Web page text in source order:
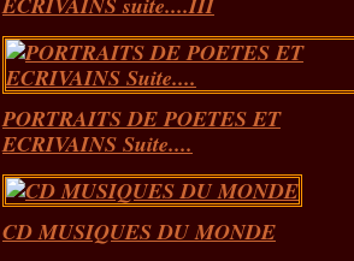
PORTRAITS DE POETES ET
ECRIVAINS Suite....
CD MUSIQUES DU MONDE